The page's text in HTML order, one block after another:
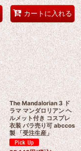
カートに入れる
The Mandalorian 3 ド
ラマ マンダロリアン ヘ
ルメット付き コスプレ
衣装 バラ売り可 abccos
製 「受注生産」